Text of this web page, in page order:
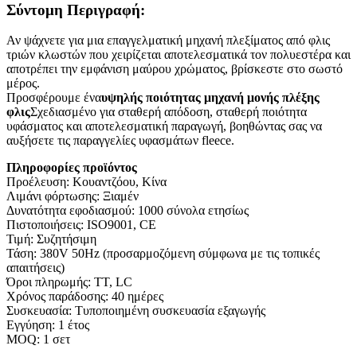
Σύντομη Περιγραφή:
Αν ψάχνετε για μια επαγγελματική μηχανή πλεξίματος από φλις
τριών κλωστών που χειρίζεται αποτελεσματικά τον πολυεστέρα και
αποτρέπει την εμφάνιση μαύρου χρώματος, βρίσκεστε στο σωστό
μέρος.
Προσφέρουμε έναυψηλής ποιότητας μηχανή μονής πλέξης
φλιςΣχεδιασμένο για σταθερή απόδοση, σταθερή ποιότητα
υφάσματος και αποτελεσματική παραγωγή, βοηθώντας σας να
αυξήσετε τις παραγγελίες υφασμάτων fleece.
Πληροφορίες προϊόντος
Προέλευση: Κουαντζόου, Κίνα
Λιμάνι φόρτωσης: Ξιαμέν
Δυνατότητα εφοδιασμού: 1000 σύνολα ετησίως
Πιστοποιήσεις: ISO9001, CE
Τιμή: Συζητήσιμη
Τάση: 380V 50Hz (προσαρμοζόμενη σύμφωνα με τις τοπικές
απαιτήσεις)
Όροι πληρωμής: TT, LC
Χρόνος παράδοσης: 40 ημέρες
Συσκευασία: Τυποποιημένη συσκευασία εξαγωγής
Εγγύηση: 1 έτος
MOQ: 1 σετ